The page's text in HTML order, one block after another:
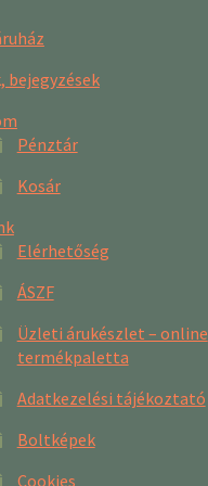
bejegyzések
Pénztár
Kosár
Elérhetőség
ÁSZF
Üzleti árukészlet – online
termékpaletta
Adatkezelési tájékoztató
Boltképek
Cookies